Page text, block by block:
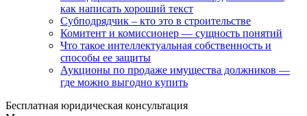
как написать хороший текст
Субподрядчик – кто это в строительстве
Комитент и комиссионер — сущность понятий
Что такое интеллектуальная собственность и
способы ее защиты
Аукционы по продаже имущества должников —
где можно выгодно купить
Бесплатная юридическая консультация